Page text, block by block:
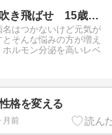
不定愁訴、更年期なんて吹き飛ばせ 15歳若返る 健康に生き…
はつかないけど元気が
そんな悩みの方が増え
ルモン分泌を高いレベ
格を変える
月前